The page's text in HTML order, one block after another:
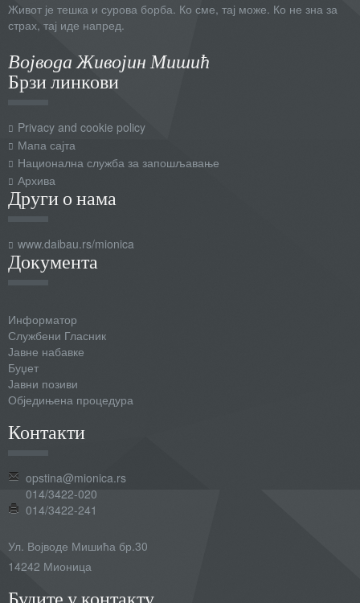
Живот је тешка и сурова борба. Ко сме, тај може. Ко не зна за
страх, тај иде напред.
Војвода Живојин Мишић
Брзи линкови
Privacy and cookie policy
Мапа сајта
Национална служба за запошљавање
Архива
Други о нама
www.daibau.rs/mionica
Документа
Информатор
Службени Гласник
Јавне набавке
Буџет
Јавни позиви
Обједињена процедура
Контакти
opstina@mionica.rs
014/3422-020
014/3422-241
Ул. Војводе Мишића бр.30
14242 Мионица
Будите у контакту